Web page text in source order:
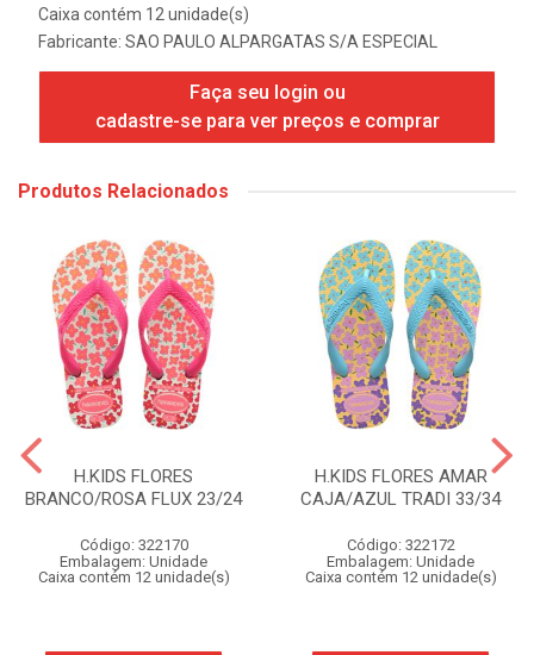
Caixa contém 12 unidade(s)
Fabricante: SAO PAULO ALPARGATAS S/A ESPECIAL
Faça seu login ou
cadastre-se para ver preços e comprar
Produtos Relacionados
H.KIDS FLORES
BRANCO/ROSA FLUX 23/24
Código: 322170
Embalagem: Unidade
Caixa contém 12 unidade(s)
H.KIDS FLORES AMAR
CAJA/AZUL TRADI 33/34
Código: 322172
Embalagem: Unidade
Caixa contém 12 unidade(s)